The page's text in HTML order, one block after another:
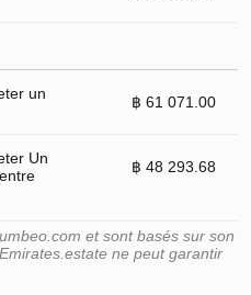
un
฿ 61 071.00
Un
฿ 48 293.68
et sont basés sur son
ne peut garantir